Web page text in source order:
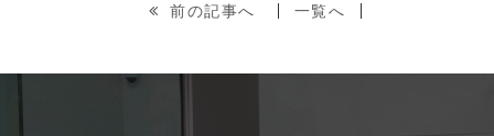
前の記事へ 一覧へ